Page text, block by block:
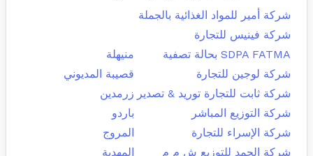
شركة أمير للمواد الغذائية بالجملة
شركة فينيس للتجارة
SDPA FATMA بحالة تصفية
منيهلة
شركة لوجين للتجارة
قصيبة المديوني
شركة ثابت للتجارة توريد & تصدير زرمدين
شركة التوزيع المباشر
باردو
شركة الإسراء للتجارة
المروج
شركة الحمد للتوزيع ش م م
المهدية